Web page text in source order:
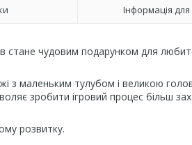
Інформація
чудовим подарунком для
з маленьким тулубом і великою
зробити ігровий процес більш
розвитку.